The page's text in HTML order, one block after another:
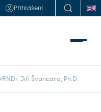
Přihlášení
RNDr. Jiří Švancara, Ph.D.